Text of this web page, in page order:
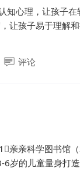
知心理，让孩子
让孩子易于理解
评论
亲亲科学图书馆
岁的儿童量身打